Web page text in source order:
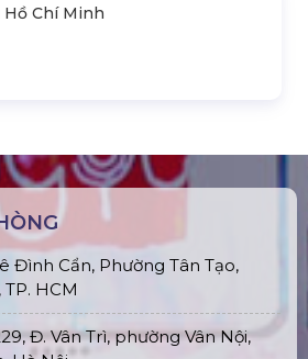
Hồ Chí Minh
Đình Cẩn, Phường Tân Tạo,
HCM
Đ. Vân Trì, phường Vân Nội,